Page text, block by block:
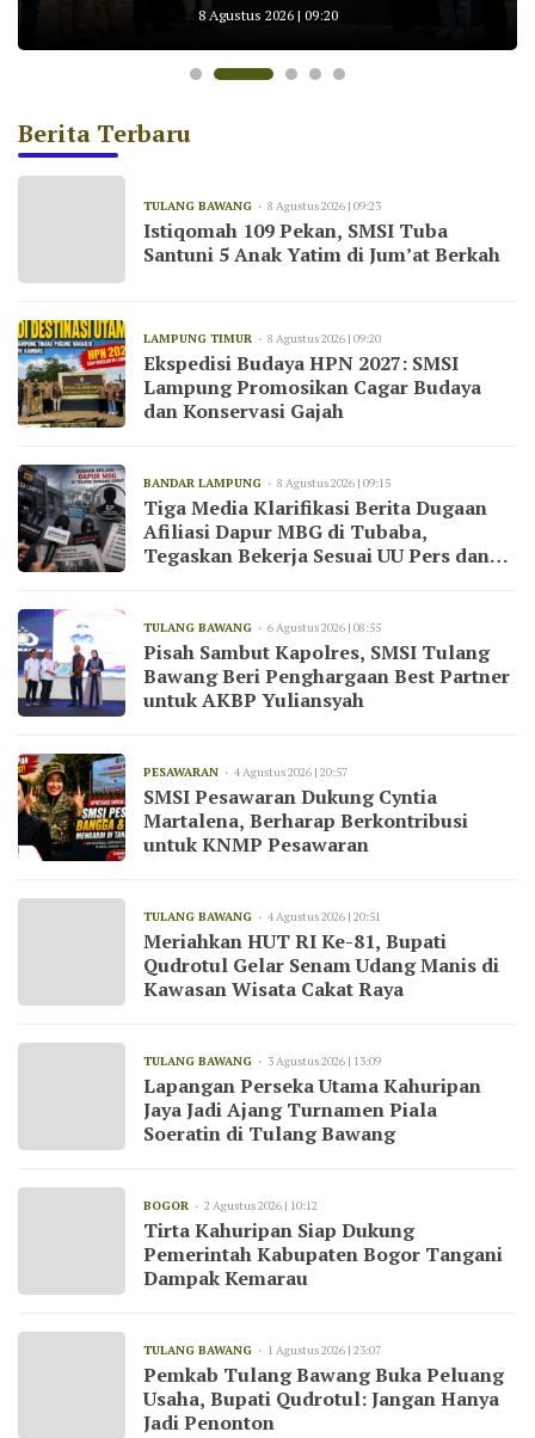
Konservasi Gajah
8 Agustus 2026 | 09:20
Bekerja Sesuai UU Pers dan Kode Etik
untuk AKBP Yuliansyah
KNMP Pesawaran
Berita Terbaru
TULANG BAWANG 8 Agustus 2026 | 09:23
Istiqomah 109 Pekan, SMSI Tuba
Santuni 5 Anak Yatim di Jum’at Berkah
LAMPUNG TIMUR 8 Agustus 2026 | 09:20
Ekspedisi Budaya HPN 2027: SMSI
Lampung Promosikan Cagar Budaya
dan Konservasi Gajah
BANDAR LAMPUNG 8 Agustus 2026 | 09:15
Tiga Media Klarifikasi Berita Dugaan
Afiliasi Dapur MBG di Tubaba,
Tegaskan Bekerja Sesuai UU Pers dan
TULANG BAWANG 6 Agustus 2026 | 08:55
Pisah Sambut Kapolres, SMSI Tulang
Bawang Beri Penghargaan Best Partner
untuk AKBP Yuliansyah
PESAWARAN 4 Agustus 2026 | 20:57
SMSI Pesawaran Dukung Cyntia
Martalena, Berharap Berkontribusi
untuk KNMP Pesawaran
TULANG BAWANG 4 Agustus 2026 | 20:51
Meriahkan HUT RI Ke-81, Bupati
Qudrotul Gelar Senam Udang Manis di
Kawasan Wisata Cakat Raya
TULANG BAWANG 3 Agustus 2026 | 13:09
Lapangan Perseka Utama Kahuripan
Jaya Jadi Ajang Turnamen Piala
Soeratin di Tulang Bawang
BOGOR 2 Agustus 2026 | 10:12
Tirta Kahuripan Siap Dukung
Pemerintah Kabupaten Bogor Tangani
Dampak Kemarau
TULANG BAWANG 1 Agustus 2026 | 23:07
Pemkab Tulang Bawang Buka Peluang
Usaha, Bupati Qudrotul: Jangan Hanya
Jadi Penonton